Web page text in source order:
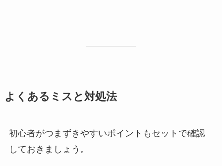
よくあるミスと対処法
初心者がつまずきやすいポイントもセットで確認
しておきましょう。